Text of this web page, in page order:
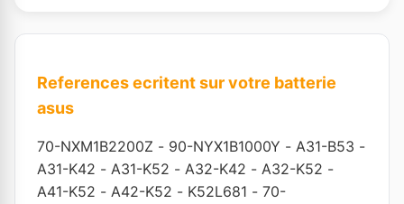
References ecritent sur votre batterie
asus
70-NXM1B2200Z - 90-NYX1B1000Y - A31-B53 -
A31-K42 - A31-K52 - A32-K42 - A32-K52 -
A41-K52 - A42-K52 - K52L681 - 70-